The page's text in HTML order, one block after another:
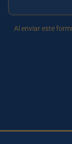
Al enviar este